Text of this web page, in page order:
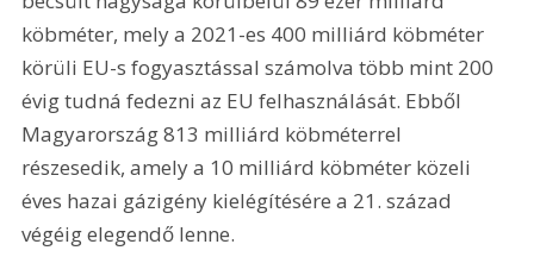
köbméter, mely a 2021-es 400 milliárd köbméter
körüli EU-s fogyasztással számolva több mint 200
évig tudná fedezni az EU felhasználását. Ebből
Magyarország 813 milliárd köbméterrel
részesedik, amely a 10 milliárd köbméter közeli
éves hazai gázigény kielégítésére a 21. század
végéig elegendő lenne.